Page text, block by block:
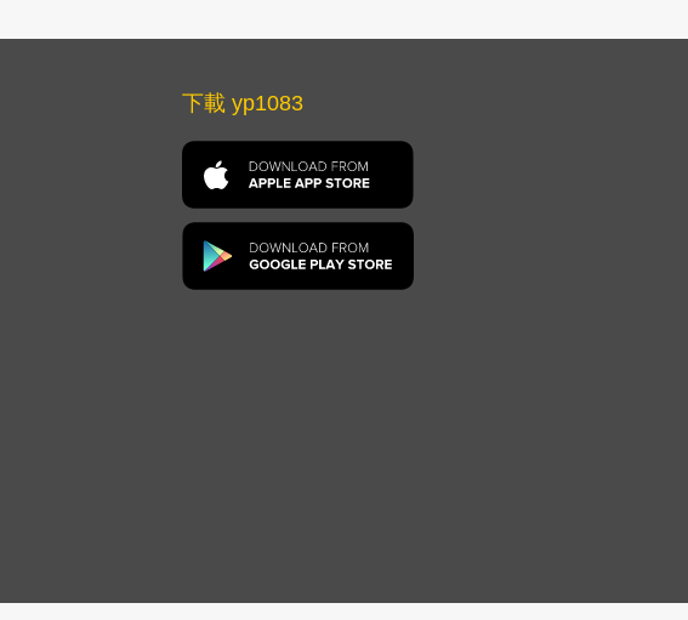
下載 yp1083